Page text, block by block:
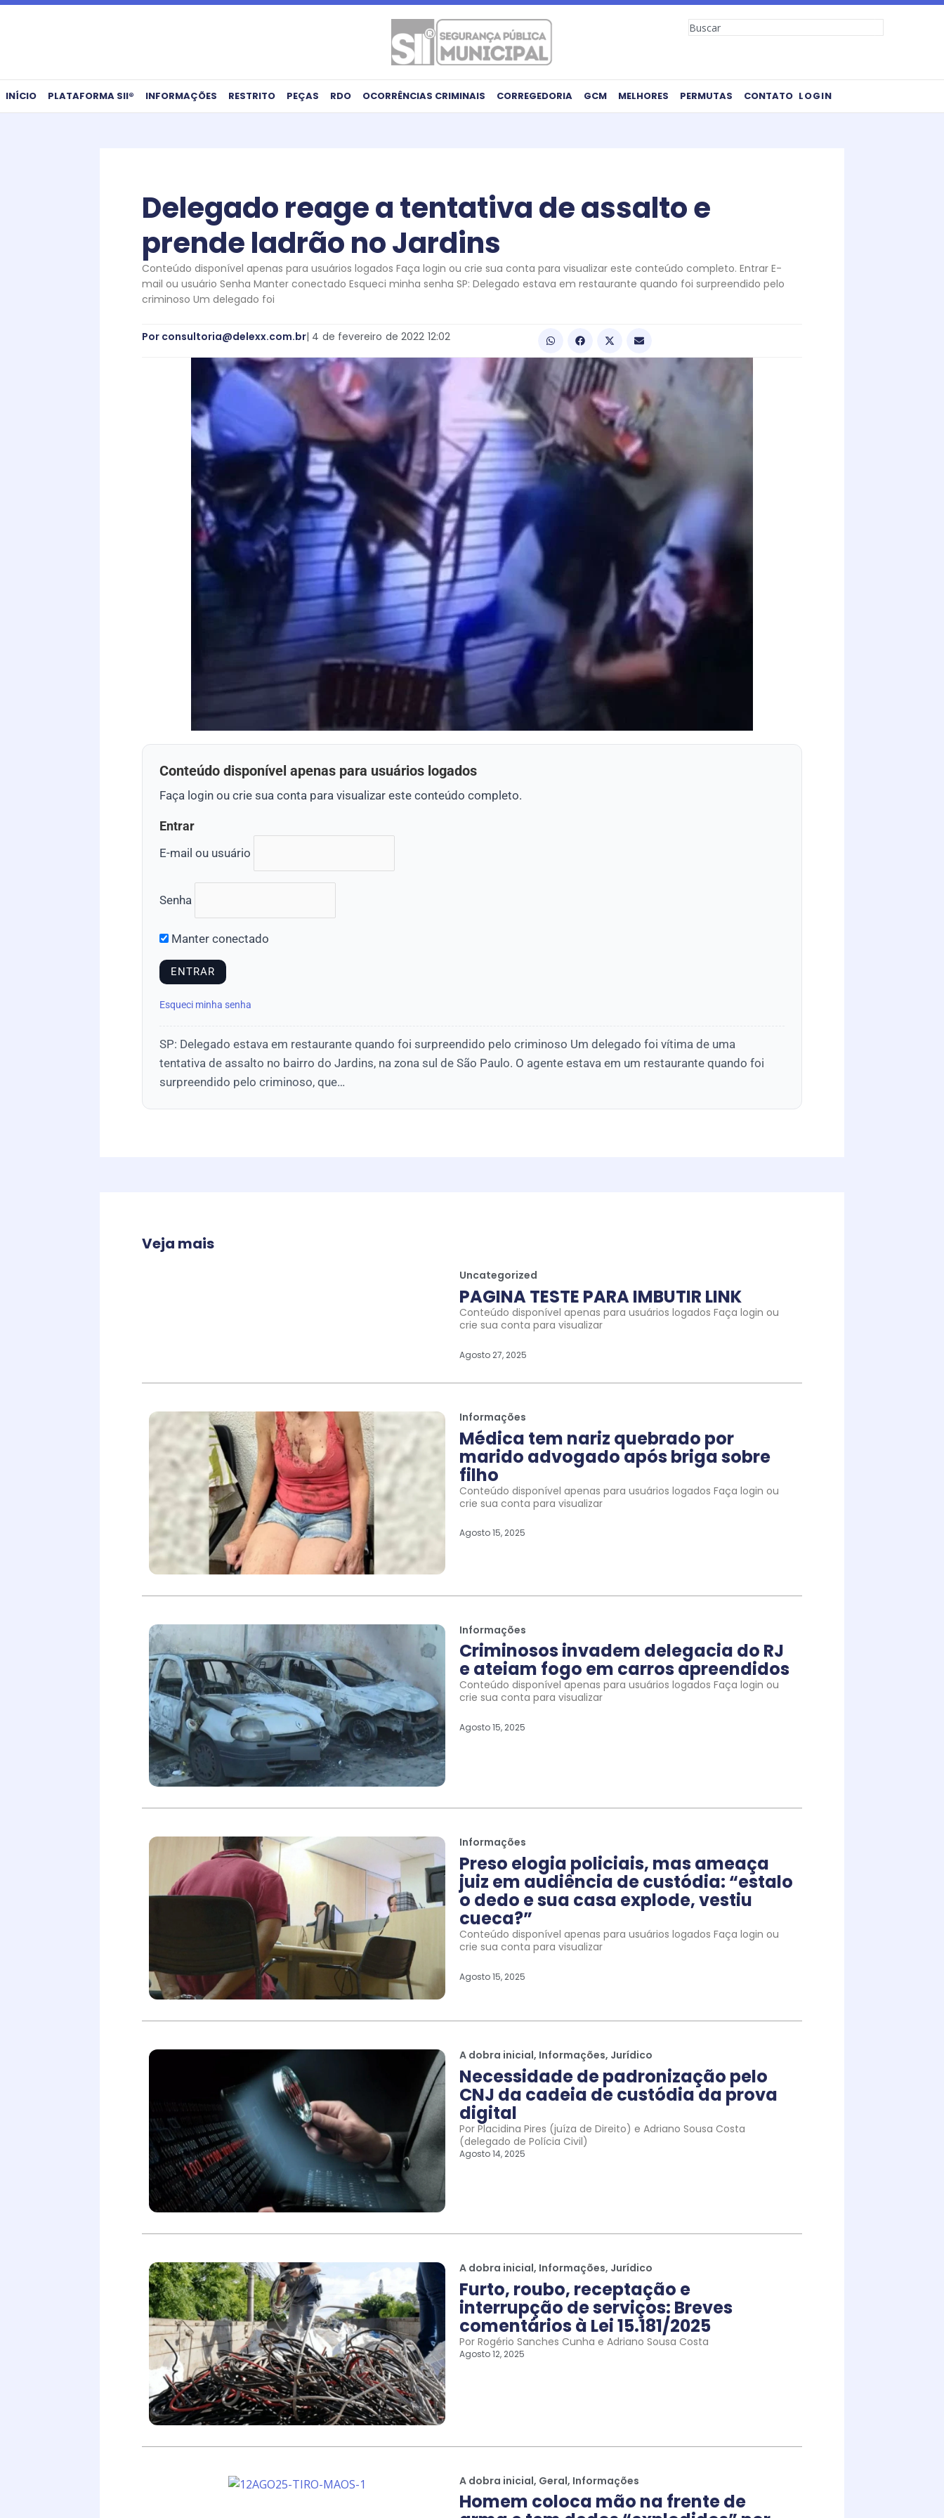
Ir
Search
INÍCIO PLATAFORMA SII® INFORMAÇÕES RESTRITO PEÇAS RDO OCORRÊNCIAS CRIMINAIS CORREGEDORIA GCM MELHORES PERMUTAS CONTATO LOGIN
Delegado reage a tentativa de assalto e
prende ladrão no Jardins
Conteúdo disponível apenas para usuários logados Faça login ou crie sua conta para visualizar este conteúdo completo. Entrar E-
mail ou usuário Senha Manter conectado Esqueci minha senha SP: Delegado estava em restaurante quando foi surpreendido pelo
criminoso Um delegado foi
Por consultoria@delexx.com.br| 4 de fevereiro de2022 12:02
Conteúdo disponível apenas para usuários logados
Faça login ou crie sua conta para visualizar este conteúdo completo.
Entrar
E-mail ou usuário
Senha
Manter conectado
Esqueci minha senha
SP: Delegado estava em restaurante quando foi surpreendido pelo criminoso Um delegado foi vítima de uma
tentativa de assalto no bairro do Jardins, na zona sul de São Paulo. O agente estava em um restaurante quando foi
surpreendido pelo criminoso, que…
Veja mais
Uncategorized
PAGINA TESTE PARA IMBUTIR LINK
Conteúdo disponível apenas para usuários logados Faça login ou
crie sua conta para visualizar
Agosto 27, 2025
Informações
Médica tem nariz quebrado por
marido advogado após briga sobre
filho
Conteúdo disponível apenas para usuários logados Faça login ou
crie sua conta para visualizar
Agosto 15, 2025
Informações
Criminosos invadem delegacia do RJ
e ateiam fogo em carros apreendidos
Conteúdo disponível apenas para usuários logados Faça login ou
crie sua conta para visualizar
Agosto 15, 2025
Informações
Preso elogia policiais, mas ameaça
juiz em audiência de custódia: “estalo
o dedo e sua casa explode, vestiu
cueca?”
Conteúdo disponível apenas para usuários logados Faça login ou
crie sua conta para visualizar
Agosto 15, 2025
A dobra inicial, Informações, Jurídico
Necessidade de padronização pelo
CNJ da cadeia de custódia da prova
digital
Por Placidina Pires (juíza de Direito) e Adriano Sousa Costa
(delegado de Polícia Civil)
Agosto 14, 2025
A dobra inicial, Informações, Jurídico
Furto, roubo, receptação e
interrupção de serviços: Breves
comentários à Lei 15.181/2025
Por Rogério Sanches Cunha e Adriano Sousa Costa
Agosto 12, 2025
A dobra inicial, Geral, Informações
Homem coloca mão na frente de